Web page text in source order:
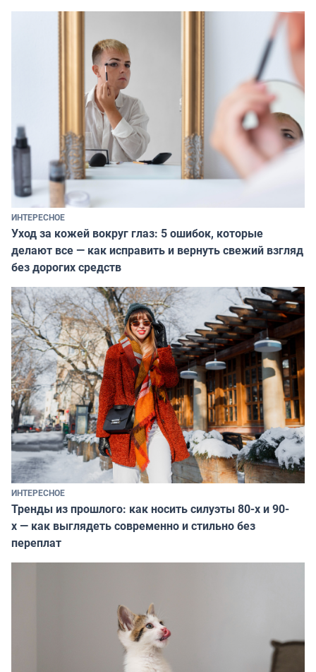
ИНТЕРЕСНОЕ
Уход за кожей вокруг глаз: 5 ошибок, которые
делают все — как исправить и вернуть свежий взгляд
без дорогих средств
ИНТЕРЕСНОЕ
Тренды из прошлого: как носить силуэты 80-х и 90-
х — как выглядеть современно и стильно без
переплат